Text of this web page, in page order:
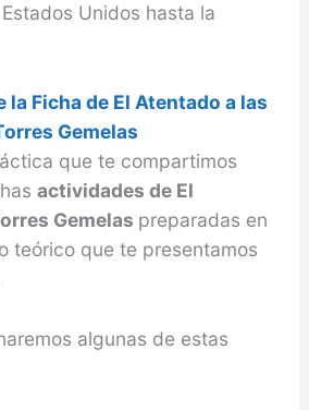
Unidos hasta la
la Ficha de El Atentado a las
Gemelas
que te compartimos
actividades de El
Gemelas preparadas en
teórico que te presentamos
algunas de estas